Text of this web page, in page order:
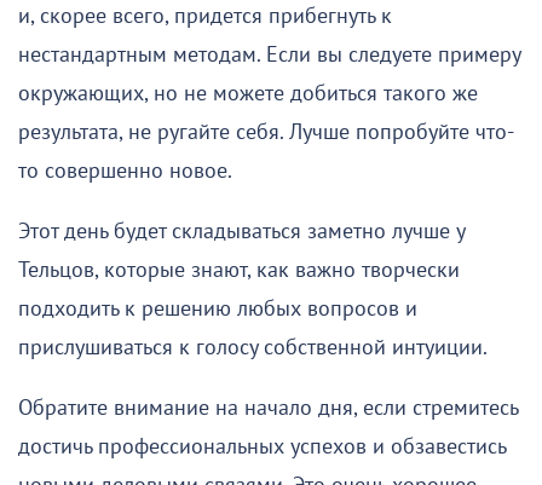
и, скорее всего, придется прибегнуть к
нестандартным методам. Если вы следуете примеру
окружающих, но не можете добиться такого же
результата, не ругайте себя. Лучше попробуйте что-
то совершенно новое.
Этот день будет складываться заметно лучше у
Тельцов, которые знают, как важно творчески
подходить к решению любых вопросов и
прислушиваться к голосу собственной интуиции.
Обратите внимание на начало дня, если стремитесь
достичь профессиональных успехов и обзавестись